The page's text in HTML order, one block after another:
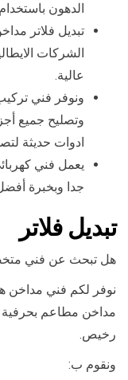
الدهون
تبديل فلاتر
الشركات
عالية.
ونوفر فني
وتصليح جميع
ادوات حديثة
يعمل فني
جدا وبخبرة
تبديل فلاتر
هل تبحث عن فني
نوفر لكم فني مداخن
مداخن مطاعم بحرفية
رخيص.
ونقوم ب: